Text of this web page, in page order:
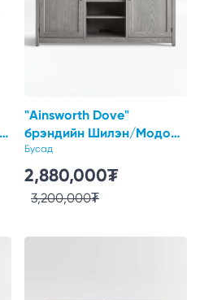
"Ainsworth Dove"
брэндийн Шилэн/Модон
хаалгатай тавиур
Бусад
2,880,000₮
3,200,000₮